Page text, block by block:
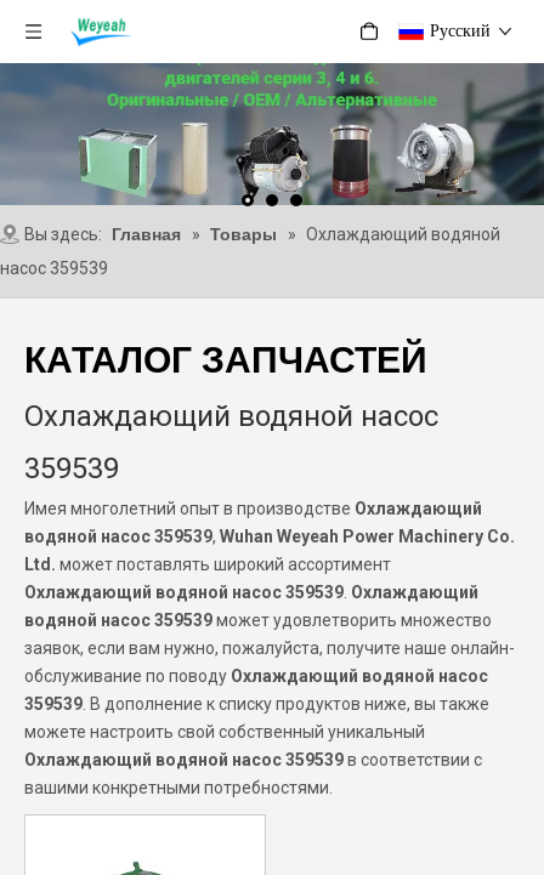
Pусский
Вы здесь: Главная » Товары » Охлаждающий водяной
насос 359539
КАТАЛОГ ЗАПЧАСТЕЙ
Охлаждающий водяной насос
359539
Имея многолетний опыт в производстве Охлаждающий
водяной насос 359539, Wuhan Weyeah Power Machinery Co.
Ltd. может поставлять широкий ассортимент
Охлаждающий водяной насос 359539 Охлаждающий
водяной насос 359539может удовлетворить множество
заявок, если вам нужно, пожалуйста, получите наше онлайн-
обслуживание по поводу Охлаждающий водяной насос
359539 . В дополнение к списку продуктов ниже, вы также
можете настроить свой собственный уникальный
Охлаждающий водяной насос 359539в соответствии с
вашими конкретными потребностями.